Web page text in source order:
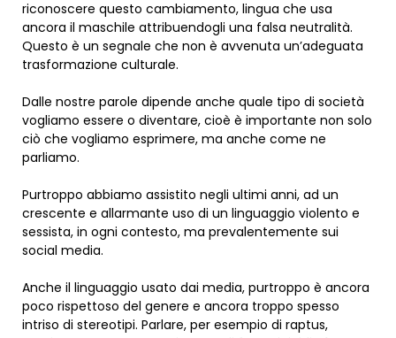
riconoscere questo cambiamento, lingua che usa
ancora il maschile attribuendogli una falsa neutralità.
Questo è un segnale che non è avvenuta un’adeguata
trasformazione culturale.
Dalle nostre parole dipende anche quale tipo di società
vogliamo essere o diventare, cioè è importante non solo
ciò che vogliamo esprimere, ma anche come ne
parliamo.
Purtroppo abbiamo assistito negli ultimi anni, ad un
crescente e allarmante uso di un linguaggio violento e
sessista, in ogni contesto, ma prevalentemente sui
social media.
Anche il linguaggio usato dai media, purtroppo è ancora
poco rispettoso del genere e ancora troppo spesso
intriso di stereotipi. Parlare, per esempio di raptus,